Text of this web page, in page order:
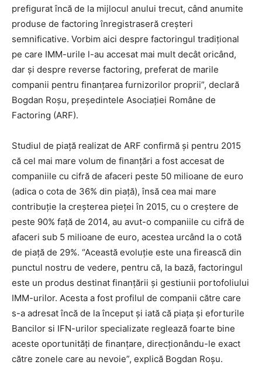
prefigurat încă de la mijlocul anului trecut, când anumite
produse de factoring înregistraseră creșteri
semnificative. Vorbim aici despre factoringul tradițional
pe care IMM-urile l-au accesat mai mult decât oricând,
dar și despre reverse factoring, preferat de marile
companii pentru finanțarea furnizorilor proprii”, declară
Bogdan Roșu, președintele Asociației Române de
Factoring (ARF).
Studiul de piață realizat de ARF confirmă și pentru 2015
că cel mai mare volum de finanțări a fost accesat de
companiile cu cifră de afaceri peste 50 milioane de euro
(adica o cota de 36% din piață), însă cea mai mare
contribuție la creșterea pieței în 2015, cu o creștere de
peste 90% față de 2014, au avut-o companiile cu cifră de
afaceri sub 5 milioane de euro, acestea urcând la o cotă
de piață de 29%. “Această evoluție este una firească din
punctul nostru de vedere, pentru că, la bază, factoringul
este un produs destinat finanțării și gestiunii portofoliului
IMM-urilor. Acesta a fost profilul de companii către care
s-a adresat încă de la început și iată că piața și eforturile
Bancilor si IFN-urilor specializate reglează foarte bine
aceste oportunități de finanțare, direcționându-le exact
către zonele care au nevoie”, explică Bogdan Roșu.